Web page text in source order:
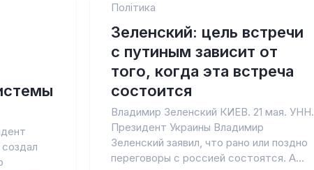
Політика
Зеленский: цель встречи
с путиным зависит от
того, когда эта встреча
состоится
Владимир Зеленский КИЕВ. 21 мая. УНН.
Президент Украины Владимир
Зеленский заявил, что рано или поздно
переговоры с россией состоятся. А...